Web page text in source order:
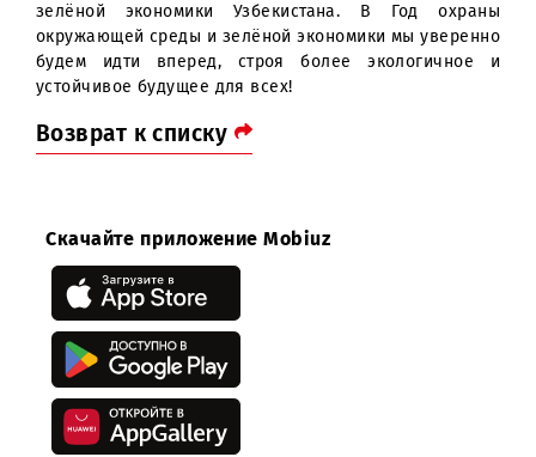
эффективно, независимо от внешних факторов.
решение обеспечивает комфортные условия
сотрудников и посетителей офисов, а
демонстрирует нашу приверженность
экологичности.
потреблении электроэнергии для
зданий. Эти средства направляются на
новых технологий и улучшение инфраструктуры.
Компания Mobiuz гордится своим вкладом в
зелёной экономики Узбекистана. В Год
окружающей среды и зелёной экономики мы
будем идти вперед, строя более
устойчивое будущее для всех!